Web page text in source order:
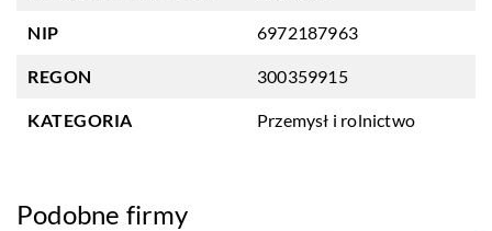
NIP 6972187963
REGON 300359915
KATEGORIA Przemysł i rolnictwo
Podobne firmy